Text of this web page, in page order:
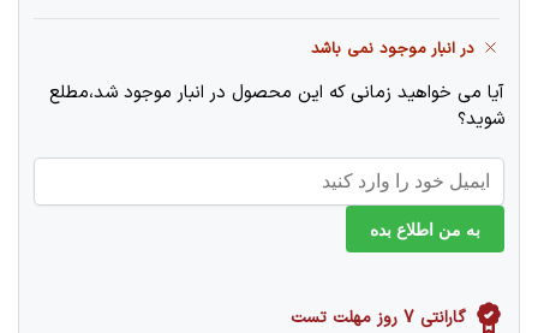
در انبار موجود نمی باشد
آیا می خواهید زمانی که این محصول در انبار موجود شد،مطلع
شوید؟
به من اطلاع بده
گارانتی 7 روز مهلت تست